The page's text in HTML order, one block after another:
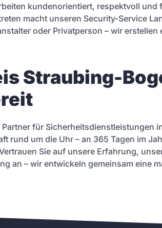
kundenorientiert, respektvoll
macht unseren Security-Service
oder Privatperson – wir
Straubing-
für
rund um die Uhr – an 365 Tagen im
Sie auf unsere Erfahrung,
an – wir entwickeln gemeinsam eine